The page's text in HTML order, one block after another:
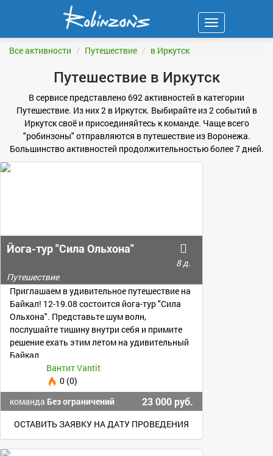
Навигация
Все активности Путешествие в Иркутск
Путешествие в Иркутск
В сервисе представлено 692 активностей в категории
Путешествие. Из них 2 в Иркутск. Выбирайте из 2 событий в
Иркутск своё и присоединяйтесь к команде. Чаще всего
"робинзоны" отправляются в путешествие из Воронежа.
Большинство активностей продолжительностью более 7 дней.
Йога-тур "Сила Ольхона"
8 д.
Путешествие
Приглашаем в удивительное путешествие на
Байкал! 12-19.08 состоится йога-тур "Сила
Ольхона". Представьте шум волн,
послушайте тишину внутри себя и примите
решение ехать этим летом на удивительный
Байкал.
Вантит Vantit
0 (0)
команда Без ограничений 23 000 руб.
ОСТАВИТЬ ЗАЯВКУ НА ДАТУ ПРОВЕДЕНИЯ